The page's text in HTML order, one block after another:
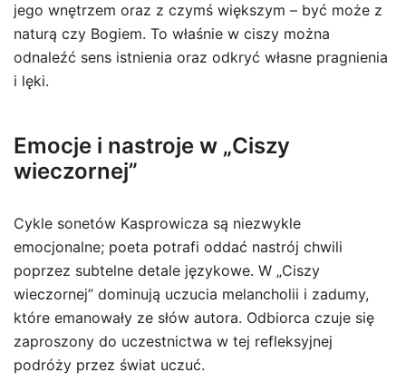
jego wnętrzem oraz z czymś większym – być może z
naturą czy Bogiem. To właśnie w ciszy można
odnaleźć sens istnienia oraz odkryć własne pragnienia
i lęki.
Emocje i nastroje w „Ciszy
wieczornej”
Cykle sonetów Kasprowicza są niezwykle
emocjonalne; poeta potrafi oddać nastrój chwili
poprzez subtelne detale językowe. W „Ciszy
wieczornej” dominują uczucia melancholii i zadumy,
które emanowały ze słów autora. Odbiorca czuje się
zaproszony do uczestnictwa w tej refleksyjnej
podróży przez świat uczuć.